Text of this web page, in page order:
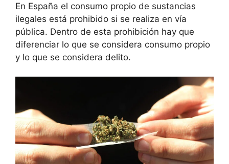
En España el consumo propio de sustancias
ilegales está prohibido si se realiza en vía
pública. Dentro de esta prohibición hay que
diferenciar lo que se considera consumo propio
y lo que se considera delito.